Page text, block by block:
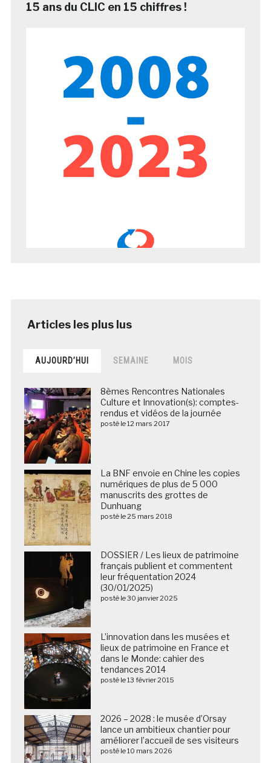
15 ans du CLIC en 15 chiffres !
AUJOURD’HUI SEMAINE MOIS
8èmes Rencontres Nationales
Culture et Innovation(s): comptes-
rendus et vidéos de la journée
posté le 12 mars 2017
La BNF envoie en Chine les copies
numériques de plus de 5 000
manuscrits des grottes de
Dunhuang
posté le 25 mars 2018
DOSSIER / Les lieux de patrimoine
français publient et commentent
leur fréquentation 2024
(30/01/2025)
posté le 30 janvier 2025
L’innovation dans les musées et
lieux de patrimoine en France et
dans le Monde: cahier des
tendances 2014
posté le 13 février 2015
2026 – 2028 : le musée d’Orsay
lance un ambitieux chantier pour
améliorer l’accueil de ses visiteurs
posté le 10 mars 2026